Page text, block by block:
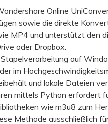
Online
sowie die direkte
MP4 und unterstützt den
oder Dropbox.
auf
im
und lokale Dateien
mittels Python erfordert
wie m3u8 zum
Methode ausschließlich